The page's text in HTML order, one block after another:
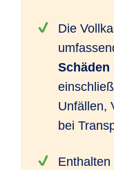
Die
Schäden
Unfällen,
bei
Enthalten